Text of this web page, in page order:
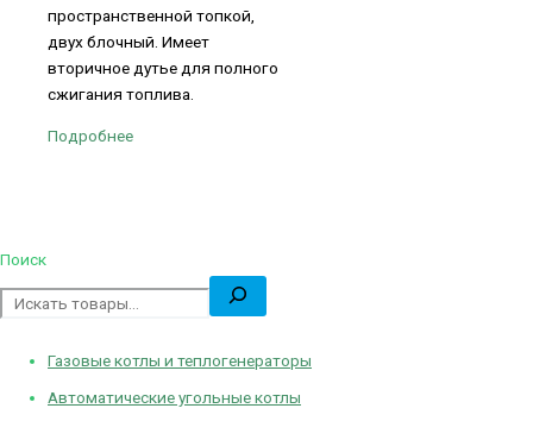
Поиск
Газовые котлы и теплогенераторы
Автоматические угольные котлы
пространственной топкой,
двух блочный. Имеет
вторичное дутье для полного
сжигания топлива.
Подробнее